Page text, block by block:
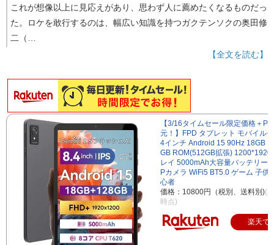
これが想像以上に見応えがあり、思わず人に薦めたくなるものだっ
た。ロケを敢行するのは、幅広い知識を持つガクテンソクの奥田修
二（…
【全文を読む】
【3/16タイムセール限定価格＋
元！】FPD タブレット モバイル
4インチ Android 15 90Hz 18GB
GB ROM(512GB拡張) 1200*1920
レイ 5000mAh大容量バッテリー
Pカメラ WiFi5 BT5.0 ゲーム 子供
心者
価格：10800円（税別、送料別)
時点)
楽天で